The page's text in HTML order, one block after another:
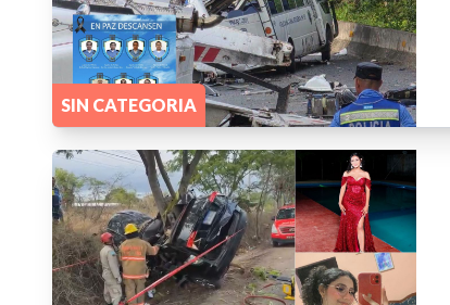
SIN CATEGORIA